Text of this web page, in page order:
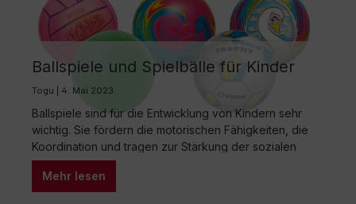
Ballspiele und Spielbälle für Kinder
Togu | 4. Mai 2023
Ballspiele sind für die Entwicklung von Kindern sehr
wichtig. Sie fördern die motorischen Fähigkeiten, die
Koordination und tragen zur Stärkung der sozialen
Kompetenzen bei. Es gibt verschiedene Arten von
Spielbällen. Jeder Spielball hat seine Vor- und
Nachteile und eignet sich für verschiedene
Mehr lesen